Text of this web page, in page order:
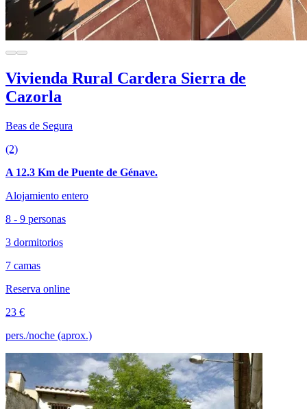
Vivienda Rural Cardera Sierra de
Cazorla
Beas de Segura
(2)
A 12.3 Km de Puente de Génave.
Alojamiento entero
8 - 9 personas
3 dormitorios
7 camas
Reserva online
23 €
pers./noche (aprox.)